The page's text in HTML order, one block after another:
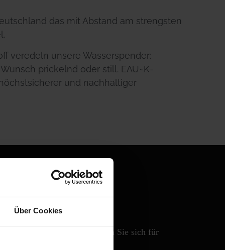
Über Cookies
das mit Abstand am strengsten
veredeln unsere Wasserspender:
prickelnd oder still. EAU~K-
und nachhaltiger
Festanschluss entscheiden Sie sich für